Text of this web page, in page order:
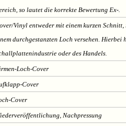
so lautet die korrekte Bewertung Ex-.
Vinyl entweder mit einem kurzen
durchgestanzten Loch versehen. Hierbei
oder des Handels.
Loch-Cover
Cover
Cover
Nachpressung